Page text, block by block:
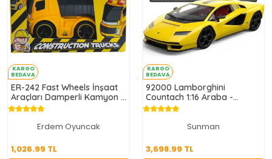
KARGO
BEDAVA
ER-242 Fast Wheels İnşaat
Araçları Damperli Kamyon -
Erdem Oyuncak
Erdem Oyuncak
1,026.99 TL
1,026.99 TL
Sepete Ekle
KARGO
BEDAVA
92000 Lamborghini
Countach 1:16 Araba -
Sunman
Sunman
3,698.99 TL
3,698.99 TL
Sepete Ekle